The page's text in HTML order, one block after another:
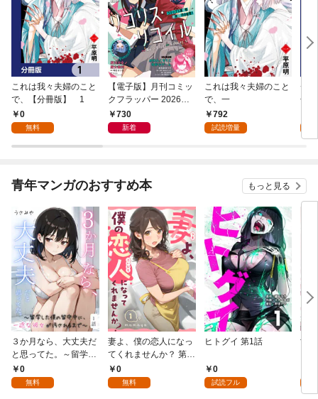
これは我々夫婦のこと
で、【分冊版】 1
0
無料
【電子版】月刊コミッ
クフラッパー 2026年9
月号730
新着
これは我々夫婦のこと
で、一
792
試読増量
チ
冊
青年マンガのおすすめ本 もっと見る
３か月なら、大丈夫だ
と思ってた。～留学し
た僕の留守中に、一途
な彼女が汚されるまで
0
無料
妻よ、僕の恋人になっ
てくれませんか？ 第1
話0
無料
ヒトグイ 第1話
0
試読フル
世